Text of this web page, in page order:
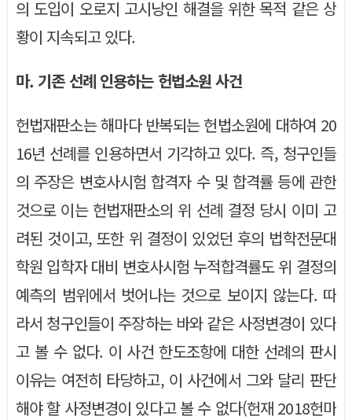
의 도입이 오로지 고시낭인 해결을 위한 목적 같은 상
황이 지속되고 있다.
마. 기존 선례 인용하는 헌법소원 사건
헌법재판소는 해마다 반복되는 헌법소원에 대하여 20
16년 선례를 인용하면서 기각하고 있다. 즉, 청구인들
의 주장은 변호사시험 합격자 수 및 합격률 등에 관한
것으로 이는 헌법재판소의 위 선례 결정 당시 이미 고
려된 것이고, 또한 위 결정이 있었던 후의 법학전문대
학원 입학자 대비 변호사시험 누적합격률도 위 결정의
예측의 범위에서 벗어나는 것으로 보이지 않는다. 따
라서 청구인들이 주장하는 바와 같은 사정변경이 있다
고 볼 수 없다. 이 사건 한도조항에 대한 선례의 판시
이유는 여전히 타당하고, 이 사건에서 그와 달리 판단
해야 할 사정변경이 있다고 볼 수 없다(헌재 2018헌마